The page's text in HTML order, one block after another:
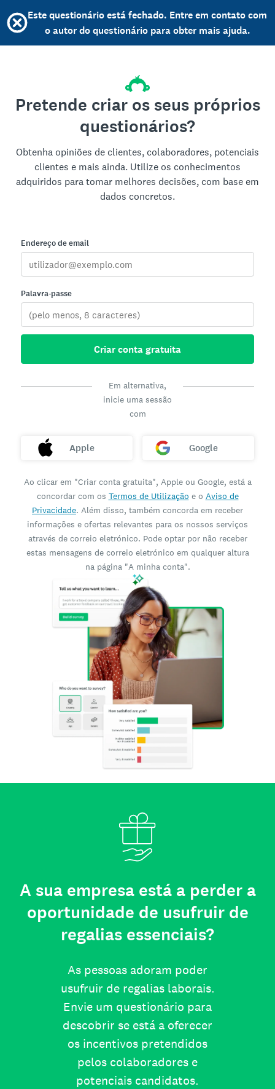
Este questionário está fechado. Entre em contato com
o autor do questionário para obter mais ajuda.
Pretende criar os seus próprios
questionários?
Obtenha opiniões de clientes, colaboradores, potenciais
clientes e mais ainda. Utilize os conhecimentos
adquiridos para tomar melhores decisões, com base em
dados concretos.
Endereço de email
Palavra-passe
Criar conta gratuita
Em alternativa,
inicie uma sessão
com
Apple Google
Ao clicar em "Criar conta gratuita", Apple ou Google, está a
concordar com os Termos de Utilização e o Aviso de
Privacidade. Além disso, também concorda em receber
informações e ofertas relevantes para os nossos serviços
através de correio eletrónico. Pode optar por não receber
estas mensagens de correio eletrónico em qualquer altura
na página "A minha conta".
A sua empresa está a perder a
oportunidade de usufruir de
regalias essenciais?
As pessoas adoram poder
usufruir de regalias laborais.
Envie um questionário para
descobrir se está a oferecer
os incentivos pretendidos
pelos colaboradores e
potenciais candidatos.